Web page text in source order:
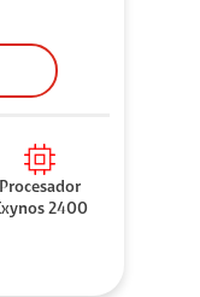
Procesador
2400